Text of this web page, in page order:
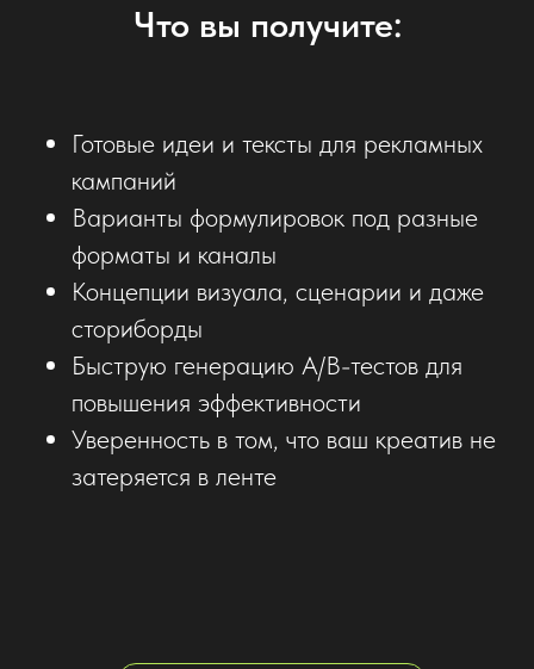
Что вы получите:
Готовые идеи и тексты для рекламных
кампаний
Варианты формулировок под разные
форматы и каналы
Концепции визуала, сценарии и даже
сториборды
Быструю генерацию A/B-тестов для
повышения эффективности
Уверенность в том, что ваш креатив не
затеряется в ленте